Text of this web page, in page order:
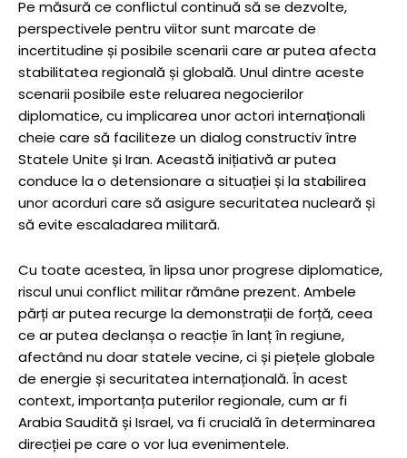
Pe măsură ce conflictul continuă să se dezvolte,
perspectivele pentru viitor sunt marcate de
incertitudine și posibile scenarii care ar putea afecta
stabilitatea regională și globală. Unul dintre aceste
scenarii posibile este reluarea negocierilor
diplomatice, cu implicarea unor actori internaționali
cheie care să faciliteze un dialog constructiv între
Statele Unite și Iran. Această inițiativă ar putea
conduce la o detensionare a situației și la stabilirea
unor acorduri care să asigure securitatea nucleară și
să evite escaladarea militară.
Cu toate acestea, în lipsa unor progrese diplomatice,
riscul unui conflict militar rămâne prezent. Ambele
părți ar putea recurge la demonstrații de forță, ceea
ce ar putea declanșa o reacție în lanț în regiune,
afectând nu doar statele vecine, ci și piețele globale
de energie și securitatea internațională. În acest
context, importanța puterilor regionale, cum ar fi
Arabia Saudită și Israel, va fi crucială în determinarea
direcției pe care o vor lua evenimentele.